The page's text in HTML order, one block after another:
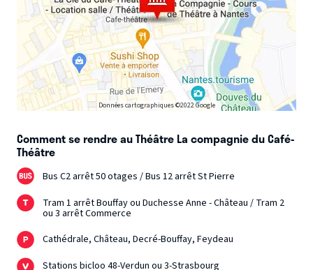
Données cartographiques ©2022 Google
Comment se rendre au Théâtre La compagnie du Café-
Théâtre
Bus C2 arrêt 50 otages / Bus 12 arrêt St Pierre
Tram 1 arrêt Bouffay ou Duchesse Anne - Château / Tram 2
ou 3 arrêt Commerce
Cathédrale, Château, Decré-Bouffay, Feydeau
Stations bicloo 48-Verdun ou 3-Strasbourg